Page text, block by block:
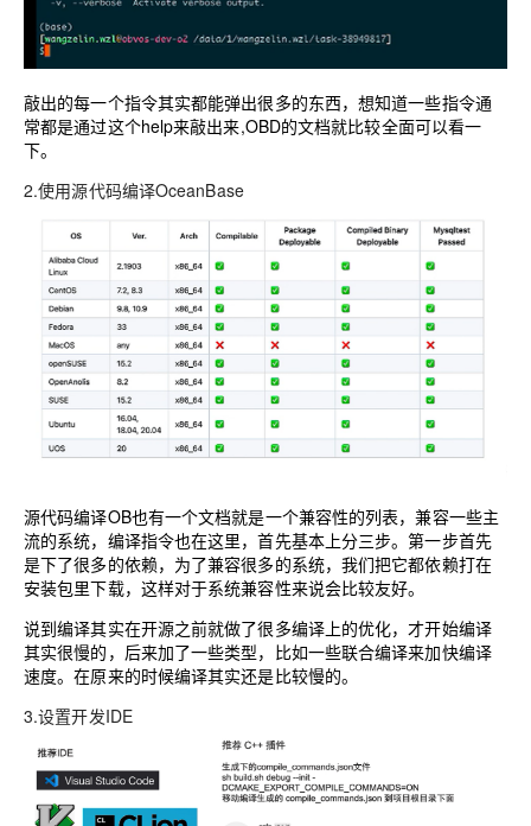
敲出的每一个指令其实都能弹出很多的东西，想知道一些指令通
常都是通过这个help来敲出来,OBD的文档就比较全面可以看一
下。
2.使用源代码编译OceanBase
源代码编译OB也有一个文档就是一个兼容性的列表，兼容一些主
流的系统，编译指令也在这里，首先基本上分三步。第一步首先
是下了很多的依赖，为了兼容很多的系统，我们把它都依赖打在
安装包里下载，这样对于系统兼容性来说会比较友好。
说到编译其实在开源之前就做了很多编译上的优化，才开始编译
其实很慢的，后来加了一些类型，比如一些联合编译来加快编译
速度。在原来的时候编译其实还是比较慢的。
3.设置开发IDE